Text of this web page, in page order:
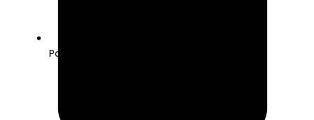
Pago seguro con Tarjeta o Bizum